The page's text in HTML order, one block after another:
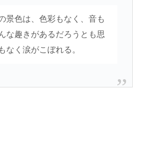
景色は、色彩もなく、音も
な趣きがあるだろうとも思
なく涙がこぼれる。